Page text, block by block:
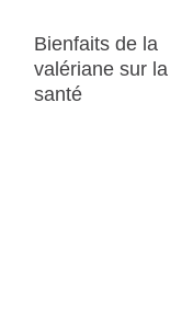
Bienfaits de la
valériane sur la
santé